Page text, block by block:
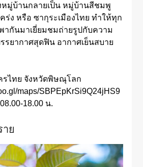
หมู่บ้านกลายเป็น หมู่บ้านสีชมพู
ร่ง หรือ ซากุระเมืองไทย ทำให้ทุก
ากันมาเยี่ยมชมถ่ายรูปกับความ
รรยากาศสุดฟิน อากาศเย็นสบาย
รไทย จังหวัดพิษณุโลก
maps/SBPEpKrSi9Q24jHS9
18.00 น.
าย